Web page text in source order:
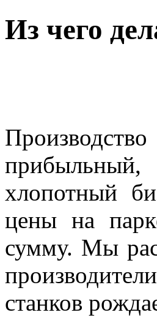
Из чего
хлопотный
цены на
сумму. Мы
станков